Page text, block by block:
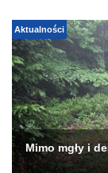
Aktualności
Mimo mgły i